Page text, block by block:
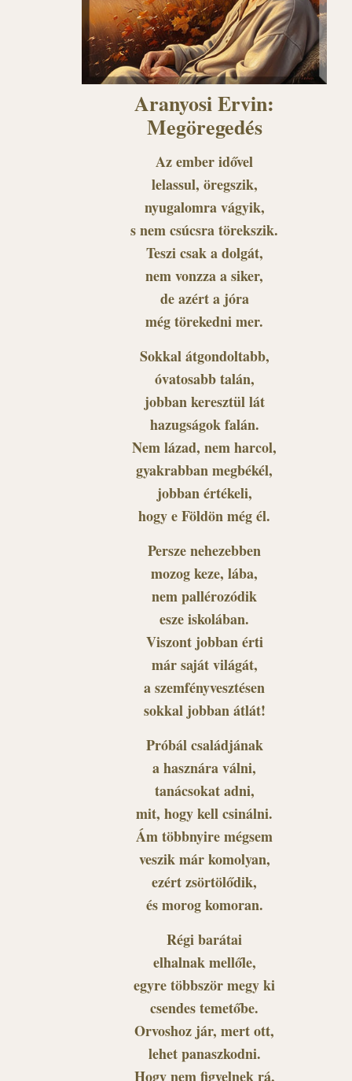
Aranyosi Ervin:
Megöregedés
Az ember idővel
lelassul, öregszik,
nyugalomra vágyik,
s nem csúcsra törekszik.
Teszi csak a dolgát,
nem vonzza a siker,
de azért a jóra
még törekedni mer.
Sokkal átgondoltabb,
óvatosabb talán,
jobban keresztül lát
hazugságok falán.
Nem lázad, nem harcol,
gyakrabban megbékél,
jobban értékeli,
hogy e Földön még él.
Persze nehezebben
mozog keze, lába,
nem pallérozódik
esze iskolában.
Viszont jobban érti
már saját világát,
a szemfényvesztésen
sokkal jobban átlát!
Próbál családjának
a hasznára válni,
tanácsokat adni,
mit, hogy kell csinálni.
Ám többnyire mégsem
veszik már komolyan,
ezért zsörtölődik,
és morog komoran.
Régi barátai
elhalnak mellőle,
egyre többször megy ki
csendes temetőbe.
Orvoshoz jár, mert ott,
lehet panaszkodni.
Hogy nem figyelnek rá,